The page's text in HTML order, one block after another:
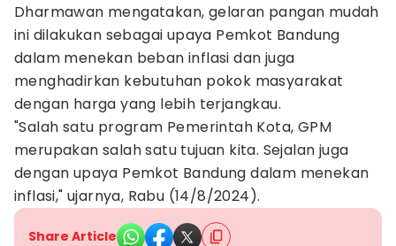
Dharmawan mengatakan, gelaran pangan mudah
ini dilakukan sebagai upaya Pemkot Bandung
dalam menekan beban inflasi dan juga
menghadirkan kebutuhan pokok masyarakat
dengan harga yang lebih terjangkau.
"Salah satu program Pemerintah Kota, GPM
merupakan salah satu tujuan kita. Sejalan juga
dengan upaya Pemkot Bandung dalam menekan
inflasi," ujarnya, Rabu (14/8/2024).
Share Article